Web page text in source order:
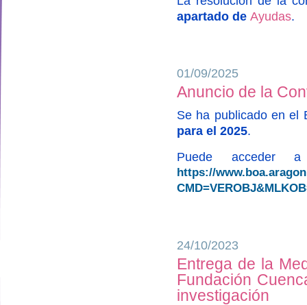
apartado de Ayudas.
01/09/2025
Anuncio de la
Se ha publicado en el
para el 2025.
Puede acceder
https://
24/10/2023
Entrega de la
Fundación
investigación